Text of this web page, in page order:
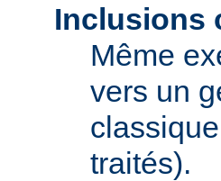
Inclusions
Même
vers un
traités).